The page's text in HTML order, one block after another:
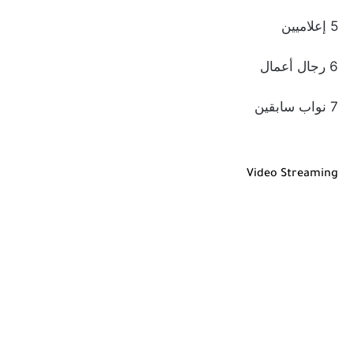
5 إعلاميين
6 رجال أعمال
7 نواب سابقين
Video Streaming